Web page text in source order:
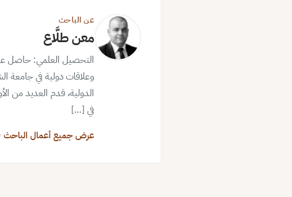
عن الباحث
معن طلَّاع
التحصيل العلمي: حاصل
وعلاقات دولية في جامعة
الدولية، قدم العديد من
في […]
عرض جميع أعمال